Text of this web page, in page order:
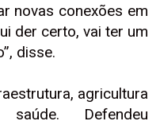
novas conexões em
der certo, vai ter um
disse.
agricultura
Defendeu